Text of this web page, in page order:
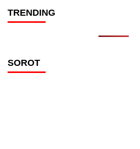
TRENDING
SOROT